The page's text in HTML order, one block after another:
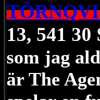
13, 541
som jag
är The